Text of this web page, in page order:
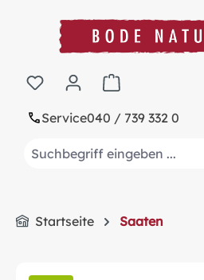
springen
Service040 / 739 332 0
Warenkorb
Startseite Saaten
Bildergalerie überspringen